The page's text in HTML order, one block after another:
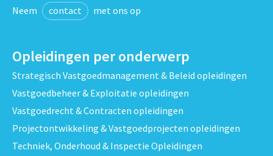
Neem contact met ons op
Opleidingen per onderwerp
Strategisch Vastgoedmanagement & Beleid opleidingen
Vastgoedbeheer & Exploitatie opleidingen
Vastgoedrecht & Contracten opleidingen
Projectontwikkeling & Vastgoedprojecten opleidingen
Techniek, Onderhoud & Inspectie Opleidingen